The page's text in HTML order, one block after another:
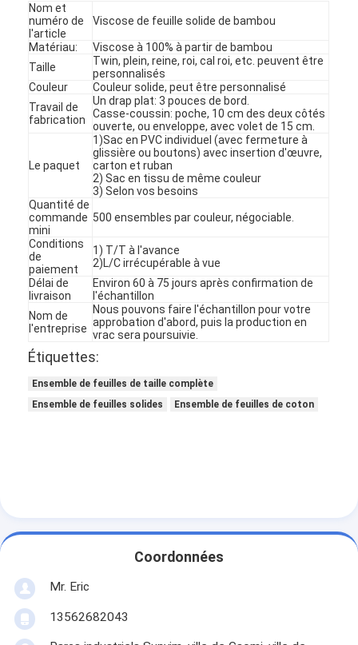
Produits
À propos de nous
Nom et
numéro de
l'article
Viscose de feuille solide de bambou
Matériau:
Viscose à 100% à partir de bambou
Taille
Twin, plein, reine, roi, cal roi, etc. peuvent être
personnalisés
Couleur
Couleur solide, peut être personnalisé
Travail de
fabrication
Un drap plat: 3 pouces de bord.
Casse-coussin: poche, 10 cm des deux côtés
ouverte, ou enveloppe, avec volet de 15 cm.
Le paquet
1)Sac en PVC individuel (avec fermeture à
glissière ou boutons) avec insertion d'œuvre,
carton et ruban
2) Sac en tissu de même couleur
3) Selon vos besoins
Quantité de
commande
mini
500 ensembles par couleur, négociable.
Conditions
de
paiement
1) T/T à l'avance
2)L/C irrécupérable à vue
Délai de
livraison
Environ 60 à 75 jours après confirmation de
l'échantillon
Nom de
l'entreprise
Nous pouvons faire l'échantillon pour votre
approbation d'abord, puis la production en
vrac sera poursuivie.
Étiquettes:
Ensemble de feuilles de taille complète
Ensemble de feuilles solides
Ensemble de feuilles de coton
Coordonnées
Mr. Eric
13562682043